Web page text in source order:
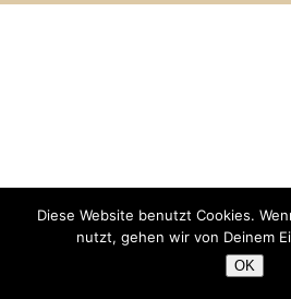
Diese Website benutzt Cookies.
nutzt, gehen wir von Deinem
OK